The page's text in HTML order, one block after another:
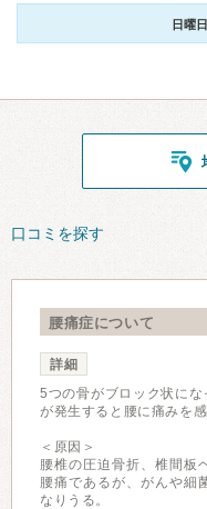
日曜
口コミを探す
腰痛症について
詳細
5つの骨がブロック状に
が発生すると腰に痛みを感
＜原因＞
腰椎の圧迫骨折、椎間板
腰痛であるが、がんや細
なりうる。